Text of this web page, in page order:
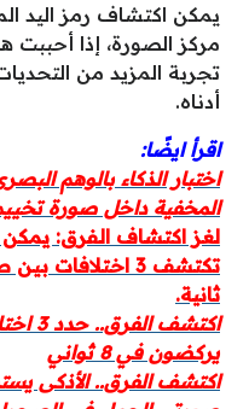
يمكن اكتشاف رمز اليد
مركز الصورة، إذا أحببت
تجربة المزيد من
أدناه.
اقرأ ايضًا:
اختبار الذكاء بالوهم
المخفية داخل صورة تخييم
لغز اكتشاف الفرق: يمكن
ثانية.
يركضون في 8 ثواني